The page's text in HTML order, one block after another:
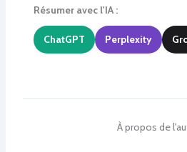
Résumer avec l'IA :
ChatGPT Perplexity
À propos de